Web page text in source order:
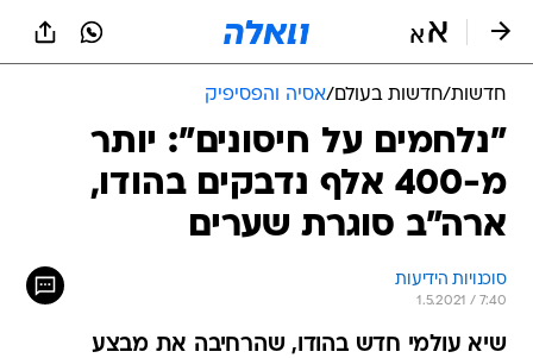
חדשות/חדשות בעולם/אסיה והפסיפיק
"נלחמים על חיסונים": יותר
מ-400 אלף נדבקים בהודו,
ארה"ב סוגרת שערים
סוכנויות הידיעות
1.5.2021 / 7:40
שיא עולמי חדש בהודו, שהרחיבה את מבצע